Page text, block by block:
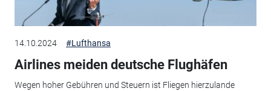
14.10.2024 #Lufthansa
Airlines meiden deutsche Flughäfen
Wegen hoher Gebühren und Steuern ist Fliegen hierzulande